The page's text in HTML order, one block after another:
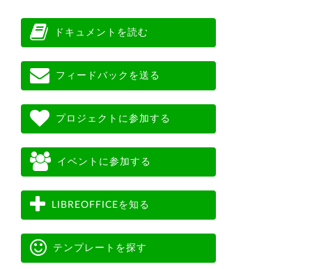
ドキュメントを読む
フィードバックを送る
プロジェクトに参加する
イベントに参加する
LIBREOFFICEを知る
テンプレートを探す